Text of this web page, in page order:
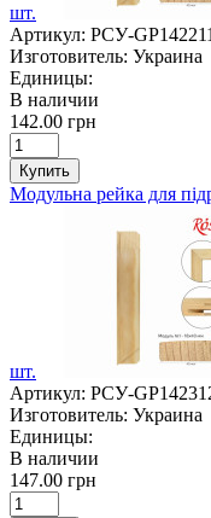
шт.
Артикул: РСУ-
Изготовитель: Украина
Единицы:
В наличии
142.00 грн
Купить
Модульна рейка для
шт.
Артикул: РСУ-
Изготовитель: Украина
Единицы:
В наличии
147.00 грн